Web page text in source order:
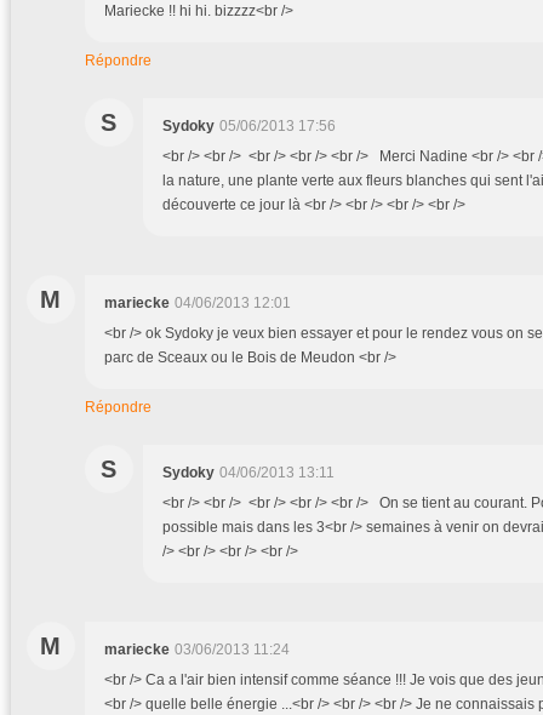
Mariecke !! hi hi. bizzzz<br />
Répondre
S Sydoky 05/06/2013 17:56
<br /> <br /> <br /> <br /> <br /> Merci Nadine <br /> <br
la nature, une plante verte aux fleurs blanches qui sent
découverte ce jour là <br /> <br /> <br /> <br />
M mariecke 04/06/2013 12:01
<br /> ok Sydoky je veux bien essayer et pour le rendez vous on
parc de Sceaux ou le Bois de Meudon <br />
Répondre
S Sydoky 04/06/2013 13:11
<br /> <br /> <br /> <br /> <br /> On se tient au courant.
possible mais dans les 3<br /> semaines à venir on
/> <br /> <br /> <br />
M mariecke 03/06/2013 11:24
<br /> Ca a l'air bien intensif comme séance !!! Je vois que des
<br /> quelle belle énergie ...<br /> <br /> <br /> Je ne connaissais